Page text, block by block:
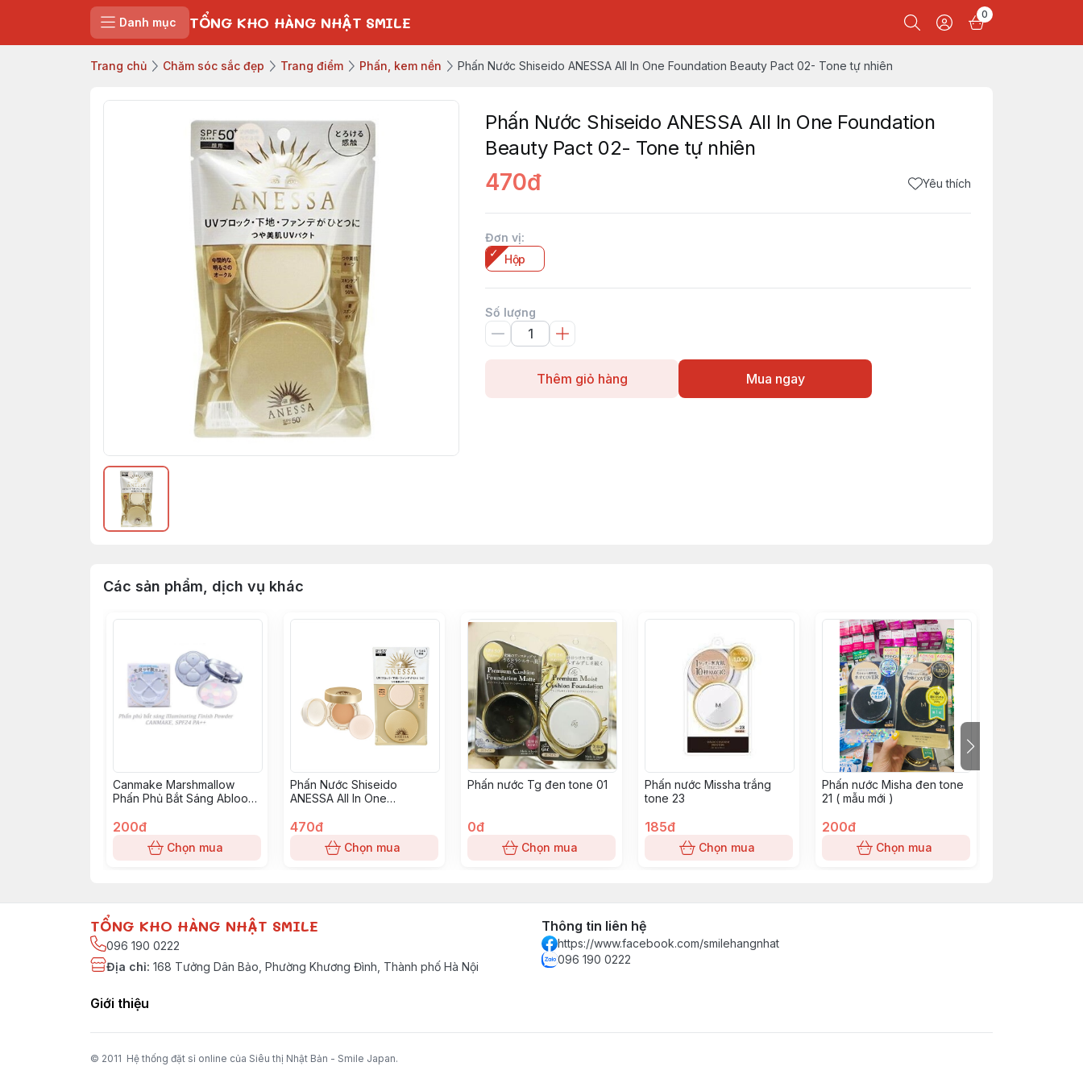
Danh mục TỔNG KHO HÀNG NHẬT SMILE 0
Trang chủ Chăm sóc sắc đẹp Trang điểm Phấn, kem nền Phấn Nước Shiseido ANESSA All In One Foundation Beauty Pact 02- Tone tự nhiên
Phấn Nước Shiseido ANESSA All In One Foundation
Beauty Pact 02- Tone tự nhiên
470đ Yêu thích
Đơn vị:
Hộp
Số lượng
Thêm giỏ hàng Mua ngay
Các sản phẩm, dịch vụ khác
Canmake Marshmallow
Phấn Phủ Bắt Sáng Abloom
200đ
Chọn mua
Phấn Nước Shiseido
ANESSA All In One
Tone sáng
470đ
Chọn mua
Phấn nước Tg đen tone 01
0đ
Chọn mua
Phấn nước Missha trắng
tone 23
185đ
Chọn mua
Phấn nước Misha đen tone
21 ( mẫu mới )
200đ
Chọn mua
TỔNG KHO HÀNG NHẬT SMILE
096 190 0222
Địa chỉ: 168 Tưởng Dân Bảo, Phường Khương Đình, Thành phố Hà Nội
Thông tin liên hệ
https://www.facebook.com/smilehangnhat
096 190 0222
Giới thiệu
© 2011 Hệ thống đặt sỉ online của Siêu thị Nhật Bản - Smile Japan.